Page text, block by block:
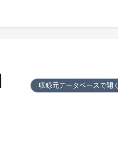
収録元データベースで開く